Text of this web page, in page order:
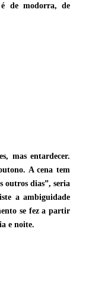
de modorra, de
mas entardecer.
A cena tem
outros dias”, seria
a ambiguidade
se fez a partir
e noite.